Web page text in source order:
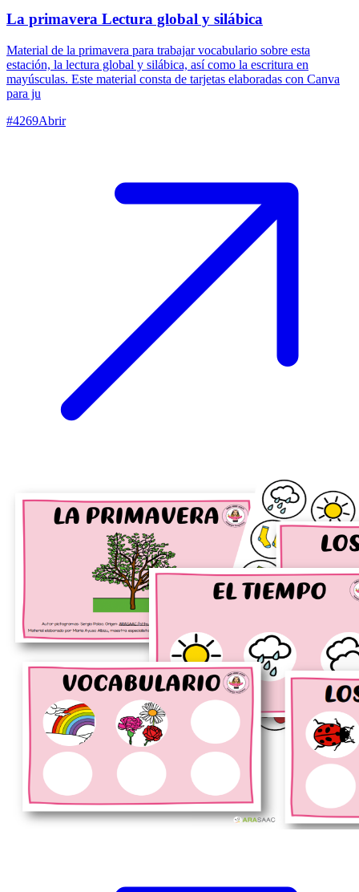
La primavera Lectura global y silábica
Material de la primavera para trabajar vocabulario sobre esta
estación, la lectura global y silábica, así como la escritura en
mayúsculas. Este material consta de tarjetas elaboradas con Canva
para ju
#4269Abrir